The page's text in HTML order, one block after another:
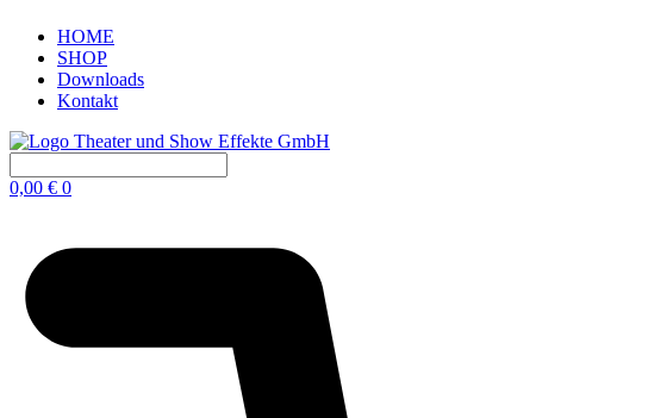
HOME
SHOP
Downloads
Kontakt
0,00 € 0